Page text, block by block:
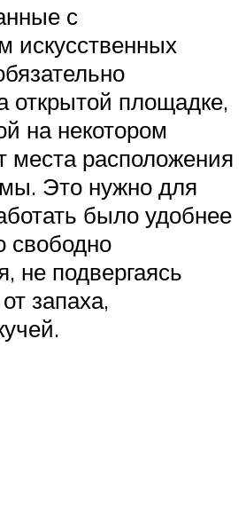
с
искусственных
открытой площадке,
на некотором
места расположения
Это нужно для
было удобнее
не подвергаясь
запаха,